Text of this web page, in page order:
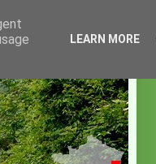
LEARN MORE